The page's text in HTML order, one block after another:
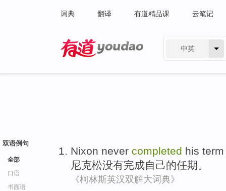
词典 翻译 有道精品课 云笔记
中英
双语例句
全部
口语
书面语
Nixon never completed his
尼克松没有完成自己的任期。
《柯林斯英汉双解大词典》